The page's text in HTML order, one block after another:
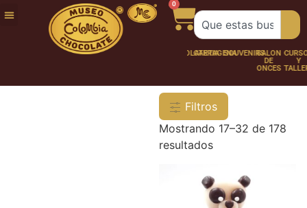
0
FUNDACIÓNNUESTRATRABAJA
CHOCOLATERÍA
CARTAGENASOUVENIRSSALÓN
DE
ONCES
CURSOS
Filtros
Mostrando 17–32 de 178
resultados